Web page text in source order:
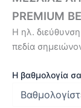
PREMIUM
Η ηλ.
πεδία
Η βαθμολογία